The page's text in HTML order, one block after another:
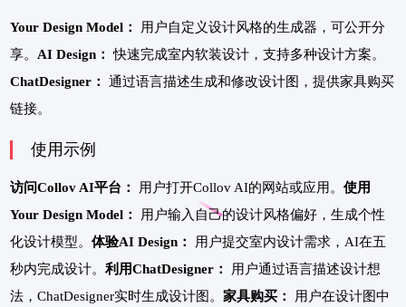
Your Design Model：
用户自定义设计风格的生成器，可公开分
享。 AI Design： 快速完成室内软装设计，支持多种设计方案。
ChatDesigner：
通过语言描述生成和修改设计图，提供家具购买
链接。
使用示例
访问Collov AI平台： 用户打开Collov AI的网站或应用。 使用
Your Design Model：
用户输入自己的设计风格偏好，生成个性
化设计模型。 体验AI Design：
用户提交室内设计需求，AI在五
秒内完成设计。 利用ChatDesigner：
用户通过语言描述设计想
法，ChatDesigner实时生成设计图。 家具购买：
用户在设计图中